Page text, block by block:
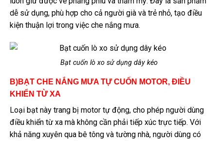
dễ sử dụng, phù hợp cho cả người già và trẻ nhỏ, tạo điều
kiện thuận lợi trong việc che nắng mưa.
Bạt cuốn lò xo sử dụng dây kéo
B)BẠT CHE NẮNG MƯA TỰ CUỐN MOTOR, ĐIỀU
KHIỂN TỪ XA
Loại bạt này trang bị motor tự động, cho phép người dùng
điều khiển từ xa mà không cần phải tiếp xúc trực tiếp. Với
khả năng xuyên qua bê tông và tường nhà, người dùng có